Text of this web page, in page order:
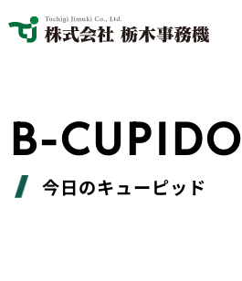
B-CUPIDO
今日のキューピッド